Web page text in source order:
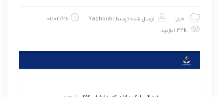
اخبار ارسال شده توسط Yaghoubi
01/02/28